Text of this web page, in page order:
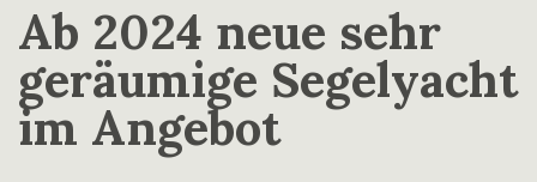
Ab 2024 neue sehr
geräumige Segelyacht
im Angebot